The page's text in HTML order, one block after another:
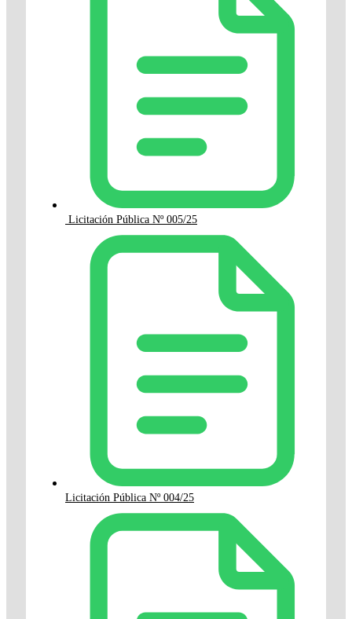
Licitación Pública Nº 005/25
Licitación Pública Nº 004/25